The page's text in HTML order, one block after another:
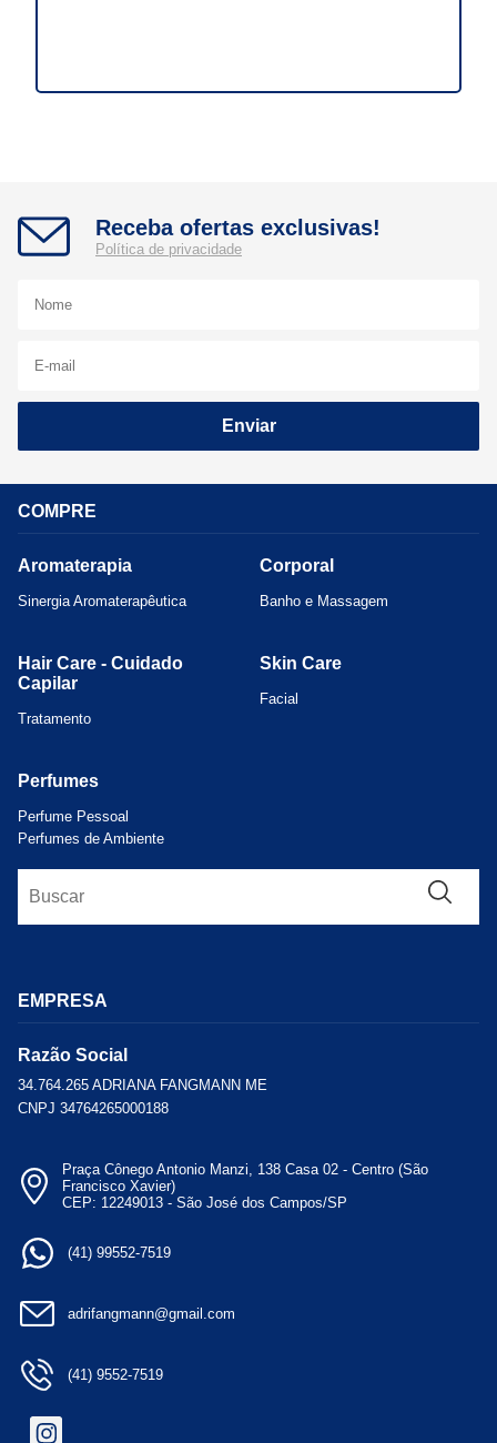
Receba ofertas exclusivas!
Política de privacidade
Enviar
COMPRE
Aromaterapia
Sinergia Aromaterapêutica
Corporal
Banho e Massagem
Hair Care - Cuidado
Capilar
Tratamento
Skin Care
Facial
Perfumes
Perfume Pessoal
Perfumes de Ambiente
EMPRESA
Razão Social
34.764.265 ADRIANA FANGMANN ME
CNPJ 34764265000188
Praça Cônego Antonio Manzi, 138 Casa 02 - Centro (São
Francisco Xavier)
CEP: 12249013 - São José dos Campos/SP
(41) 99552-7519
adrifangmann@gmail.com
(41) 9552-7519